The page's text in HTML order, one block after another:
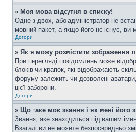
» Моя мова відсутня в списку!
Одне з двох, або адміністратор не
мовний пакет, а якщо його не існує, ви
Догори
» Як я можу розмістити зображення
При перегляді повідомлень може
блоків чи крапок, які відображають
форуму залежить чи дозволені
цієї заборони.
Догори
» Що таке моє звання і як мені його
Звання, яке знаходиться під вашим
Взагалі ви не можете безпосередньо